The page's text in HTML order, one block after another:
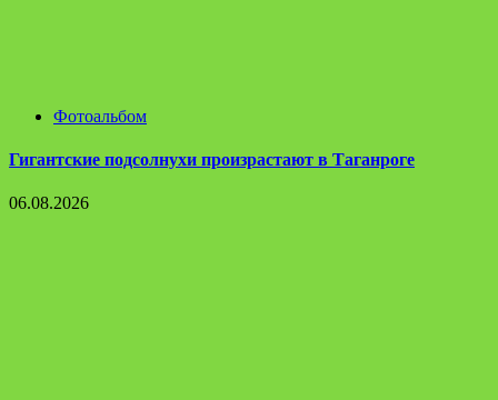
Фотоальбом
Гигантские подсолнухи произрастают в Таганроге
06.08.2026